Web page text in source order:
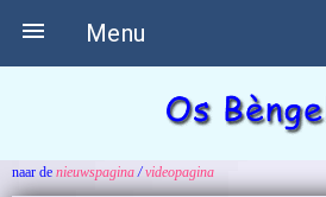
Menu

naar de nieuwspagina/videopagina